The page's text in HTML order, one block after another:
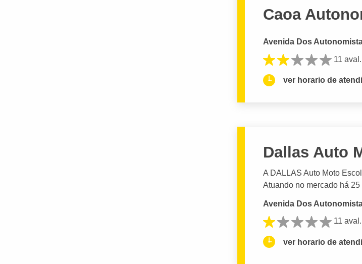
Caoa
Avenida Dos
11 aval.
ver horario de
Dallas Auto
A DALLAS Auto Moto
Atuando no mercado há
Avenida Dos
11 aval.
ver horario de